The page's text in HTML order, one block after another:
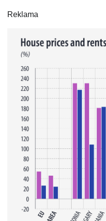
Reklama